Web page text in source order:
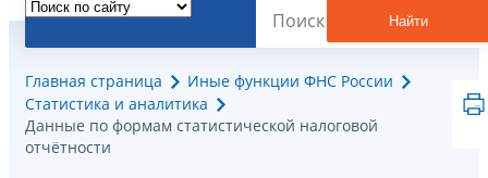
Найти
Главная страница
Иные функции ФНС России
Статистика и аналитика
Данные по формам статистической налоговой
отчётности